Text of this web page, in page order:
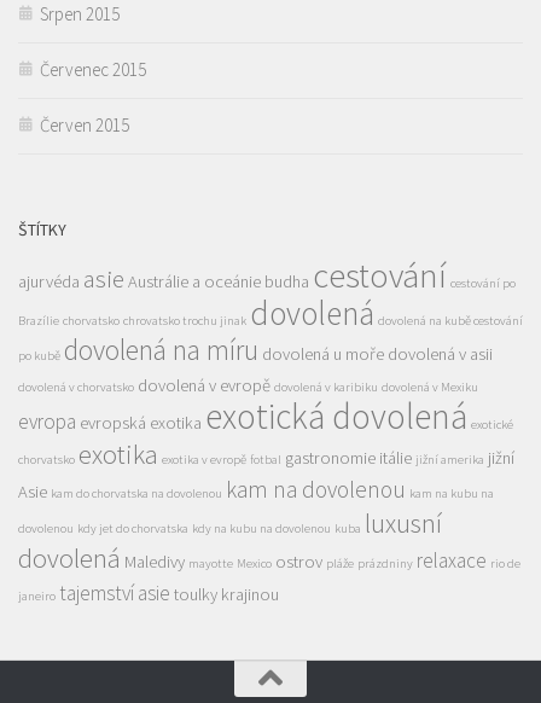
Srpen 2015
Červenec 2015
Červen 2015
ŠTÍTKY
ajurvéda asie Austrálie a oceánie budha cestování cestování po
Brazílie chorvatsko chrovatsko trochu jinak dovolená dovolená na kubě cestování
po kubě dovolená na míru dovolená u moře dovolená v asii
dovolená v chorvatsko dovolená v evropě dovolená v karibiku dovolená v Mexiku
evropa evropská exotika exotická dovolená exotické
chorvatsko exotika exotika v evropě fotbal gastronomie itálie jižní amerika jižní
Asie kam do chorvatska na dovolenou kam na dovolenou kam na kubu na
dovolenou kdy jet do chorvatska kdy na kubu na dovolenou kuba luxusní
dovolená Maledivy mayotte Mexico ostrov pláže prázdniny relaxace rio de
janeiro tajemství asie toulky krajinou